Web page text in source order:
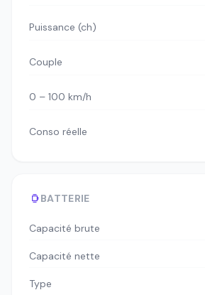
Puissance (ch)
Couple
0 – 100 km/h
Conso réelle
BATTERIE
Capacité brute
Capacité nette
Type